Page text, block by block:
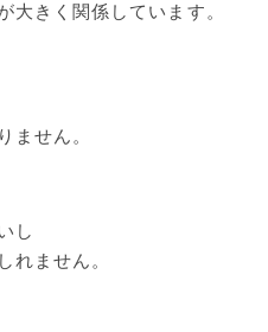
大きく関係しています。
ません。
し
れません。